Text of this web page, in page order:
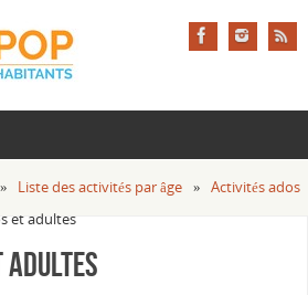
» Liste des activités par âge » Activités ados
et adultes
adultes